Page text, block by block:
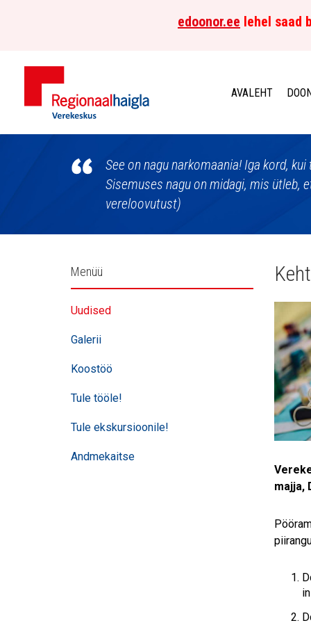
edoonor.ee lehel saad
Põhja-
Regionaalhaigla
Verekeskus
AVALEHT
See on nagu narkomaania! Iga kord,
Sisemuses nagu on midagi, mis ütleb,
vereloovutust)
Külgpaani
navigatsioon
Menüü
Uudised
Galerii
Koostöö
Tule tööle!
Tule ekskursioonile!
Andmekaitse
majja,